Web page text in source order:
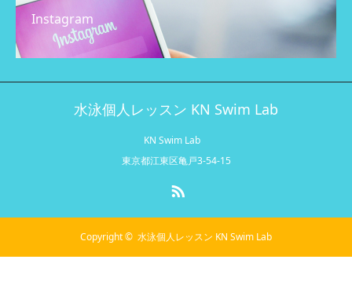
Instagram
水泳個人レッスン KN Swim Lab
KN Swim Lab
東京都江東区亀戸3-54-15
Copyright © 水泳個人レッスン KN Swim Lab